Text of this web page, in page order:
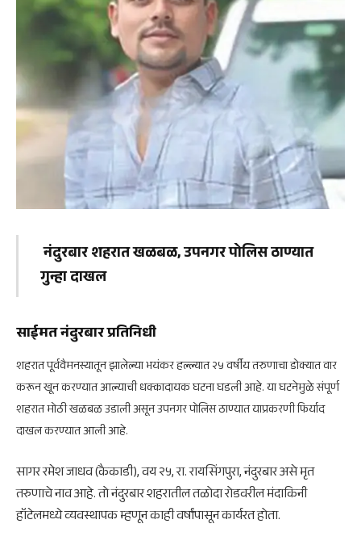
नंदुरबार शहरात खळबळ, उपनगर पोलिस ठाण्यात
गुन्हा दाखल
साईमत नंदुरबार प्रतिनिधी
शहरात पूर्ववैमनस्यातून झालेल्या भयंकर हल्ल्यात २५ वर्षीय तरुणाचा डोक्यात वार
करून खून करण्यात आल्याची धक्कादायक घटना घडली आहे. या घटनेमुळे संपूर्ण
शहरात मोठी खळबळ उडाली असून उपनगर पोलिस ठाण्यात याप्रकरणी फिर्याद
दाखल करण्यात आली आहे.
सागर रमेश जाधव (कैकाडी), वय २५, रा. रायसिंगपुरा, नंदुरबार असे मृत
तरुणाचे नाव आहे. तो नंदुरबार शहरातील तळोदा रोडवरील मंदाकिनी
हॉटेलमध्ये व्यवस्थापक म्हणून काही वर्षांपासून कार्यरत होता.